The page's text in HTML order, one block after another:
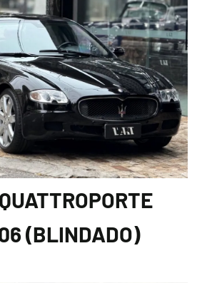
(BLINDADO)